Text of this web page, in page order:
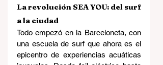
La revolución SEA YOU: del surf
a la ciudad
Todo empezó en la Barceloneta, con
una escuela de surf que ahora es el
epicentro de experiencias acuáticas